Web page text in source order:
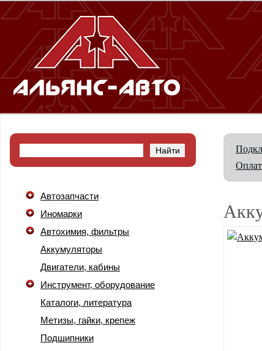
Автозапчасти
Иномарки
Автохимия, фильтры
Аккумуляторы
Двигатели, кабины
Инструмент, оборудование
Каталоги, литература
Метизы, гайки, крепеж
Подшипники